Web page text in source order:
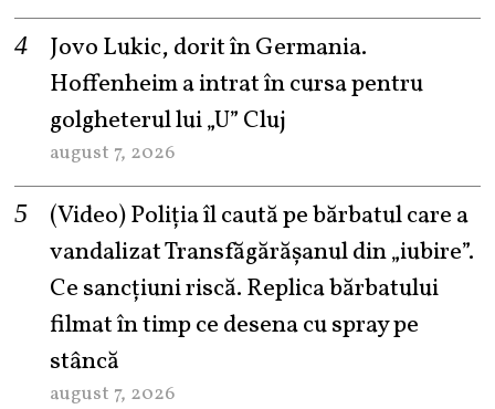
Jovo Lukic, dorit în Germania.
Hoffenheim a intrat în cursa pentru
golgheterul lui „U” Cluj
august 7, 2026
(Video) Poliția îl caută pe bărbatul care a
vandalizat Transfăgărășanul din „iubire”.
Ce sancțiuni riscă. Replica bărbatului
filmat în timp ce desena cu spray pe
stâncă
august 7, 2026